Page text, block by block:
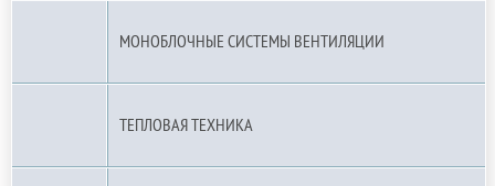
МОНОБЛОЧНЫЕ СИСТЕМЫ ВЕНТИЛЯЦИИ
ТЕПЛОВАЯ ТЕХНИКА